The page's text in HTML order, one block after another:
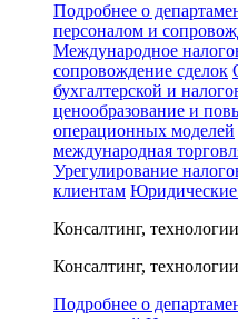
Подробнее о
персоналом и
Международное
сопровождение сделок
бухгалтерской и
ценообразование и
операционных моделей
международная
Урегулирование
клиентам Юридические
Консалтинг,
Консалтинг,
Подробнее о